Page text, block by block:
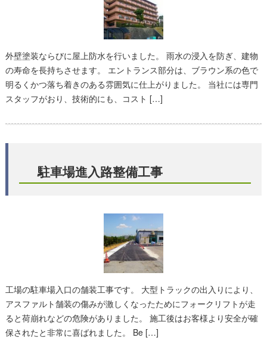
外壁塗装ならびに屋上防水を行いました。 雨水の浸入を防ぎ、建物
の寿命を長持ちさせます。 エントランス部分は、ブラウン系の色で
明るくかつ落ち着きのある雰囲気に仕上がりました。 当社には専門
スタッフがおり、技術的にも、コスト […]
駐車場進入路整備工事
工場の駐車場入口の舗装工事です。 大型トラックの出入りにより、
アスファルト舗装の傷みが激しくなったためにフォークリフトが走
ると荷崩れなどの危険がありました。 施工後はお客様より安全が確
保されたと非常に喜ばれました。 Be […]